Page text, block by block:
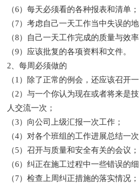
（6）每天必须看的各种报表和清单；
（7）考虑自己一天工作当中失误的地
（8）自己一天工作完成的质量与效
（9）应该批复的各项资料和文件。
2、每周必须做的
（1）除了正常的例会，还应该召开
（2）与一个你认为现在或者将来是
人交流一次；
（3）向公司上级汇报一次工作；
（4）对各个班组的工作进展总结一次
（5）召开与质量和安全有关的会议；
（6）纠正在施工过程中一些错误的
（7）检查上周纠正措施的落实情况；